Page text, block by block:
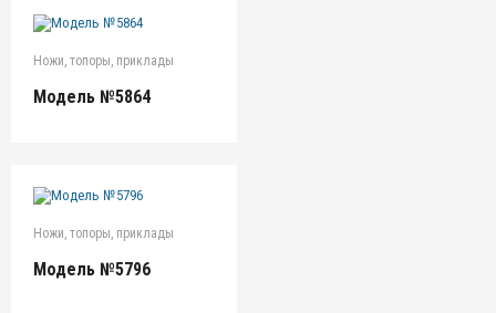
Ножи, топоры, приклады
Модель №5864
Ножи, топоры, приклады
Модель №5796